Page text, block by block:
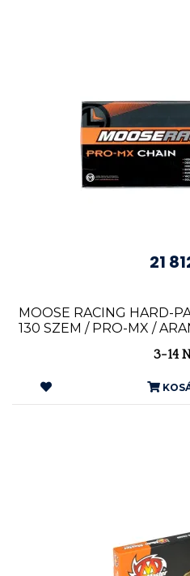
21
MOOSE RACING HARD-
130 SZEM / PRO-MX /
3-14